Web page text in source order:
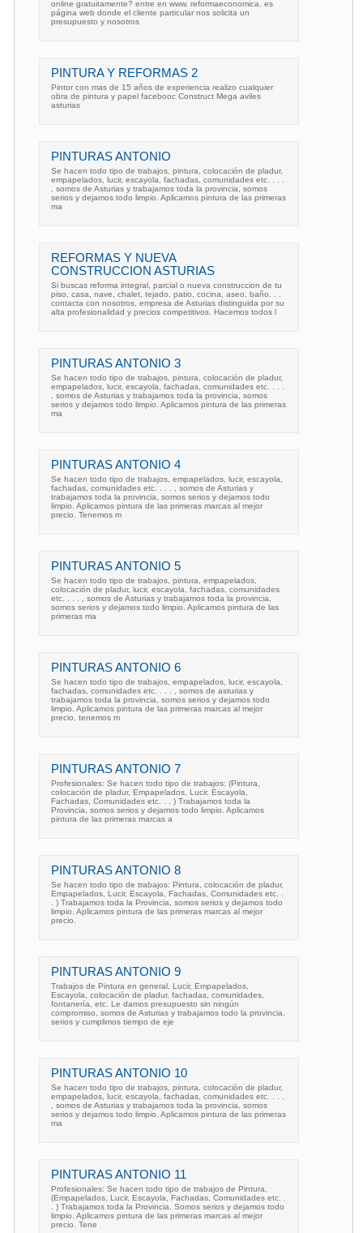
online gratuitamente? entre en www. reformaeconomica. es
página web donde el cliente particular nos solicita un
presupuesto y nosotros
PINTURA Y REFORMAS 2
Pintor con mas de 15 años de experiencia realizo cualquier
obra de pintura y papel facebooc Construct Mega aviles
asturias
PINTURAS ANTONIO
Se hacen todo tipo de trabajos, pintura, colocación de pladur,
empapelados, lucir, escayola, fachadas, comunidades etc. . . .
, somos de Asturias y trabajamos toda la provincia, somos
serios y dejamos todo limpio. Aplicamos pintura de las primeras
ma
REFORMAS Y NUEVA
CONSTRUCCION ASTURIAS
Si buscas reforma integral, parcial o nueva construccion de tu
piso, casa, nave, chalet, tejado, patio, cocina, aseo, baño. . .
contacta con nosotros, empresa de Asturias distinguida por su
alta profesionalidad y precios competitivos. Hacemos todos l
PINTURAS ANTONIO 3
Se hacen todo tipo de trabajos, pintura, colocación de pladur,
empapelados, lucir, escayola, fachadas, comunidades etc. . . .
, somos de Asturias y trabajamos toda la provincia, somos
serios y dejamos todo limpio. Aplicamos pintura de las primeras
ma
PINTURAS ANTONIO 4
Se hacen todo tipo de trabajos, empapelados, lucir, escayola,
fachadas, comunidades etc. . . . , somos de Asturias y
trabajamos toda la provincia, somos serios y dejamos todo
limpio. Aplicamos pintura de las primeras marcas al mejor
precio. Tenemos m
PINTURAS ANTONIO 5
Se hacen todo tipo de trabajos, pintura, empapelados,
colocación de pladur, lucir, escayola, fachadas, comunidades
etc. . . . , somos de Asturias y trabajamos toda la provincia,
somos serios y dejamos todo limpio. Aplicamos pintura de las
primeras ma
PINTURAS ANTONIO 6
Se hacen todo tipo de trabajos, empapelados, lucir, escayola,
fachadas, comunidades etc. . . . , somos de asturias y
trabajamos toda la provincia, somos serios y dejamos todo
limpio. Aplicamos pintura de las primeras marcas al mejor
precio, tenemos m
PINTURAS ANTONIO 7
Profesionales: Se hacen todo tipo de trabajos: (Pintura,
colocación de pladur, Empapelados, Lucir, Escayola,
Fachadas, Comunidades etc. . . ) Trabajamos toda la
Provincia, somos serios y dejamos todo limpio. Aplicamos
pintura de las primeras marcas a
PINTURAS ANTONIO 8
Se hacen todo tipo de trabajos: Pintura, colocación de pladur,
Empapelados, Lucir, Escayola, Fachadas, Comunidades etc. .
. ) Trabajamos toda la Provincia, somos serios y dejamos todo
limpio. Aplicamos pintura de las primeras marcas al mejor
precio.
PINTURAS ANTONIO 9
Trabajos de Pintura en general, Lucir, Empapelados,
Escayola, colocación de pladur, fachadas, comunidades,
fontanería, etc. Le damos presupuesto sin ningún
compromiso, somos de Asturias y trabajamos todo la provincia,
serios y cumplimos tiempo de eje
PINTURAS ANTONIO 10
Se hacen todo tipo de trabajos, pintura, colocación de pladur,
empapelados, lucir, escayola, fachadas, comunidades etc. . . .
, somos de Asturias y trabajamos toda la provincia, somos
serios y dejamos todo limpio. Aplicamos pintura de las primeras
ma
PINTURAS ANTONIO 11
Profesionales: Se hacen todo tipo de trabajos de Pintura,
(Empapelados, Lucir, Escayola, Fachadas, Comunidades etc. .
. ) Trabajamos toda la Provincia. Somos serios y dejamos todo
limpio. Aplicamos pintura de las primeras marcas al mejor
precio. Tene